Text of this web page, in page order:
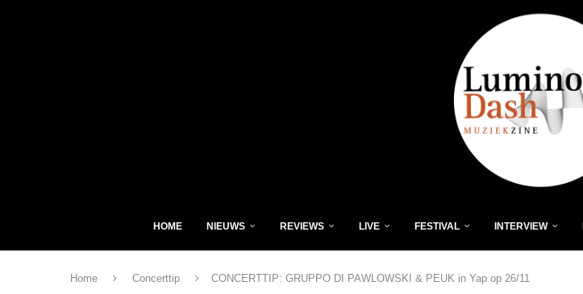
HOME NIEUWS REVIEWS LIVE FESTIVAL INTERVIEW
Home Concerttip CONCERTTIP: GRUPPO DI PAWLOWSKI & PEUK in Yap op 26/11